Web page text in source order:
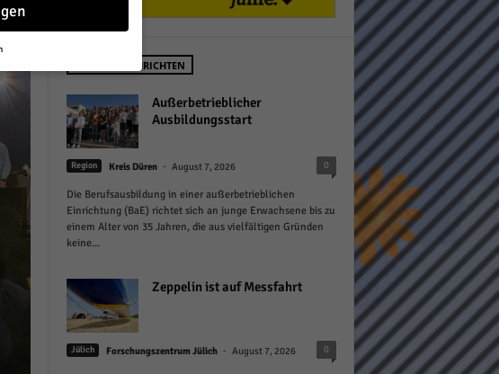
NEUSTE NACHRICHTEN
Außerbetrieblicher
Ausbildungsstart
Region Kreis Düren - August 7, 2026 0
Die Berufsausbildung in einer außerbetrieblichen
Einrichtung (BaE) richtet sich an junge Erwachsene bis zu
einem Alter von 35 Jahren, die aus vielfältigen Gründen
keine...
Zeppelin ist auf Messfahrt
Jülich Forschungszentrum Jülich - August 7, 2026 0
Diensten geben
Einige von ihnen
Erfahrung zu
(z. B. IP-Adressen), z.
in unserer
können Ihre
anzeigen
Zurück